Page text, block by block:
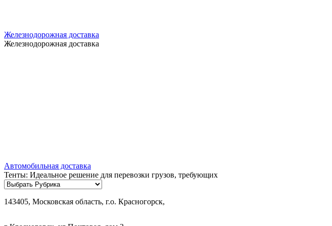
Железнодорожная доставка
Железнодорожная доставка
Автомобильная доставка
Тенты: Идеальное решение для перевозки грузов, требующих
Рубрики
143405, Московская область, г.о. Красногорск,